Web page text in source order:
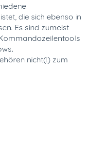
die sich ebenso in
Es sind zumeist
nicht(!) zum